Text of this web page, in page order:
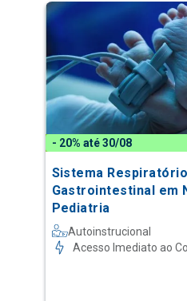
- 20% até 30/08
Sistema
Gastrointestinal em
Pediatria
Autoinstrucional
Acesso Imediato ao